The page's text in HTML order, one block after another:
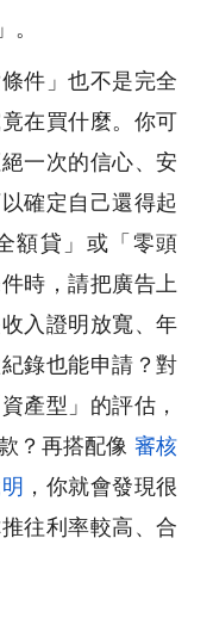
件」也不是完全
在買什麼。你可
一次的信心、安
確定自己還得起
額貸」或「零頭
時，請把廣告上
入證明放寬、年
錄也能申請？對
產型」的評估，
？再搭配像 審核
，你就會發現很
往利率較高、合